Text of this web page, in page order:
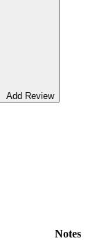
Add Review
Notes